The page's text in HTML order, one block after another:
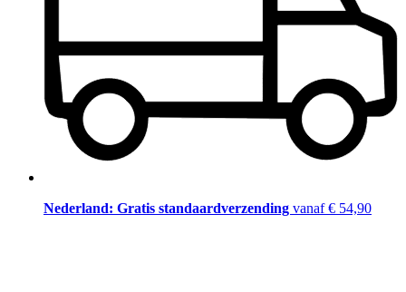
Nederland: Gratis standaardverzending vanaf € 54,90